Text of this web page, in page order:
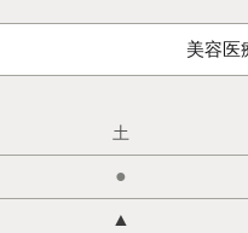
美容医
土
●
▲